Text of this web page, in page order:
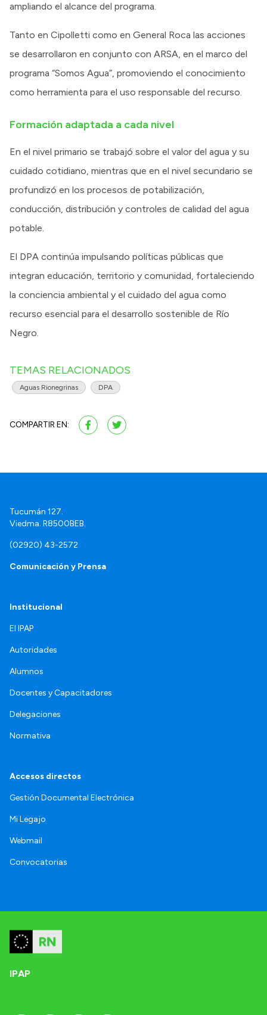
ampliando el alcance del programa.
Tanto en Cipolletti como en General Roca las acciones
se desarrollaron en conjunto con ARSA, en el marco del
programa “Somos Agua”, promoviendo el conocimiento
como herramienta para el uso responsable del recurso.
Formación adaptada a cada nivel
En el nivel primario se trabajó sobre el valor del agua y su
cuidado cotidiano, mientras que en el nivel secundario se
profundizó en los procesos de potabilización,
conducción, distribución y controles de calidad del agua
potable.
El DPA continúa impulsando políticas públicas que
integran educación, territorio y comunidad, fortaleciendo
la conciencia ambiental y el cuidado del agua como
recurso esencial para el desarrollo sostenible de Río
Negro.
TEMAS RELACIONADOS
Aguas Rionegrinas DPA
COMPARTIR EN:
Tucumán 127.
Viedma. R8500BEB.
(02920) 43-2572
Comunicación y Prensa
Institucional
El IPAP
Autoridades
Alumnos
Docentes y Capacitadores
Delegaciones
Normativa
Accesos directos
Gestión Documental Electrónica
Mi Legajo
Webmail
Convocatorias
IPAP